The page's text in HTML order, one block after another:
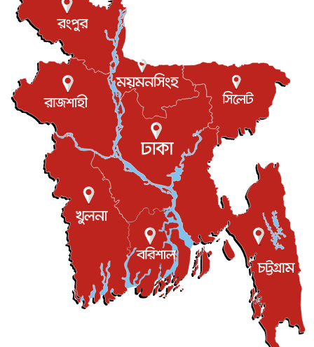
আন্তর্জাতিক
বিরোধ কাটিয়ে কূটনৈতিক সম্পর্ক পুনঃস্থাপন করছে মেক্সিকো ও
আন্তর্জাতিক
এবার ওটিটিতে মুক্তি পেল ‘মালিক’
বিনোদন ৮ আগস্ট, ২০২৬
রিয়ালকে ‘না’ বলা রদ্রির জন্য বার্সার কাছে কত চাইল ম্যানসিটি
খেলাধুলা
শিল্পকলায় চলচ্চিত্র উৎসব, বিনা মূল্যে দেখা যাবে ৬ সিনেমা
বিনোদন ৮ আগস্ট, ২০২৬
ইস্ট লন্ডন মসজিদের জুমার খুতবা : “কুরআন হোক জীবন দেখার
লেন্স...
ইসলাম ও জীবন ৭ আগস্ট, ২০২৬
সিলেটের কন্যা মোহিনী রশিদ এনওয়াইপিডির উচ্চপদস্থ কর্মকর্তা
দেশজুড়ে ৬ আগস্ট, ২০২৬
আজ থেকে সবার জন্য উন্মুক্ত জুলাই স্মৃতি জাদুঘর
৬ আগস্ট, ২০২৬